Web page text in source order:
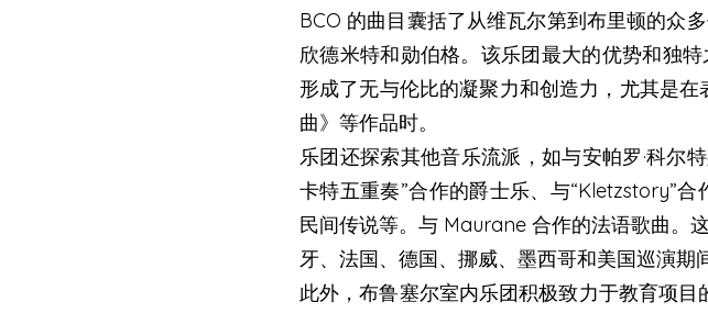
BCO 的曲目囊括了从维瓦尔第到布里顿的众
欣德米特和勋伯格。该乐团最大的优势和独
形成了无与伦比的凝聚力和创造力，尤其是
曲》等作品时。
乐团还探索其他音乐流派，如与安帕罗·科尔
卡特五重奏”合作的爵士乐、与“Kletzstory”
民间传说等。与 Maurane 合作的法语歌曲。
牙、法国、德国、挪威、墨西哥和美国巡演期
此外，布鲁塞尔室内乐团积极致力于教育项目